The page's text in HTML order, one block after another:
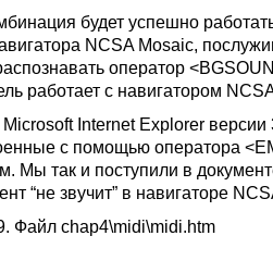
будет успешно
NCSA Mosaic,
оператор
работает с навигатором
Microsoft Internet Explorer
с помощью оператора
Мы так и поступили в
“не звучит” в навигаторе
Файл chap4\midi\midi.htm